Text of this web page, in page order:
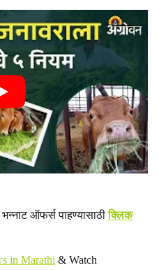
ऑफर्स पाहण्यासाठीक्लिक
in Marathi & Watch